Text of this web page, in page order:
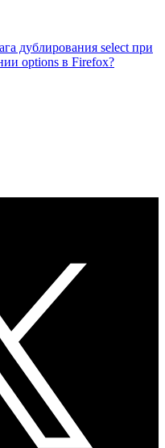
дублирования select при
options в Firefox?